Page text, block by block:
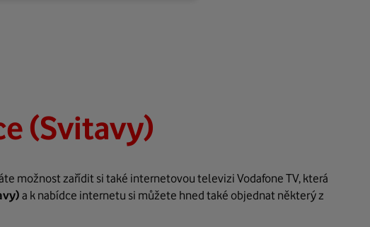
(Svitavy)
možnost zařídit si také internetovou televizi Vodafone TV, která
a k nabídce internetu si můžete hned také objednat některý z